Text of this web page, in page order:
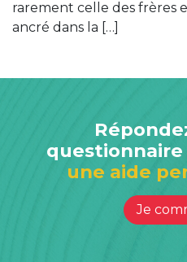
rarement celle des frères
ancré dans la […]
une aide
Je